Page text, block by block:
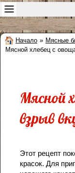
Начало » Мясные
Мясной хлебец с
Мясной
взрыв
Этот рецепт
красок. Для